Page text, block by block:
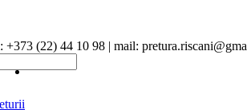
+373 (22) 44 10 98 | mail: